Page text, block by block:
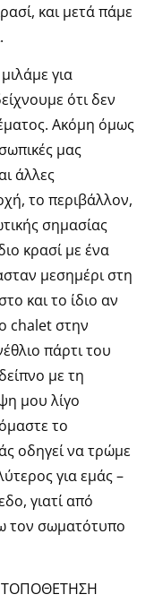
και μετά πάμε
για
ότι δεν
Ακόμη όμως
μας
άλλες
το περιβάλλον,
σημασίας
κρασί με ένα
μεσημέρι στη
και το ίδιο αν
chalet στην
πάρτι του
με τη
μου λίγο
το
οδηγεί να τρώμε
για εμάς –
γιατί από
τον σωματότυπο
ΤΟΠΟΘΕΤΗΣΗ